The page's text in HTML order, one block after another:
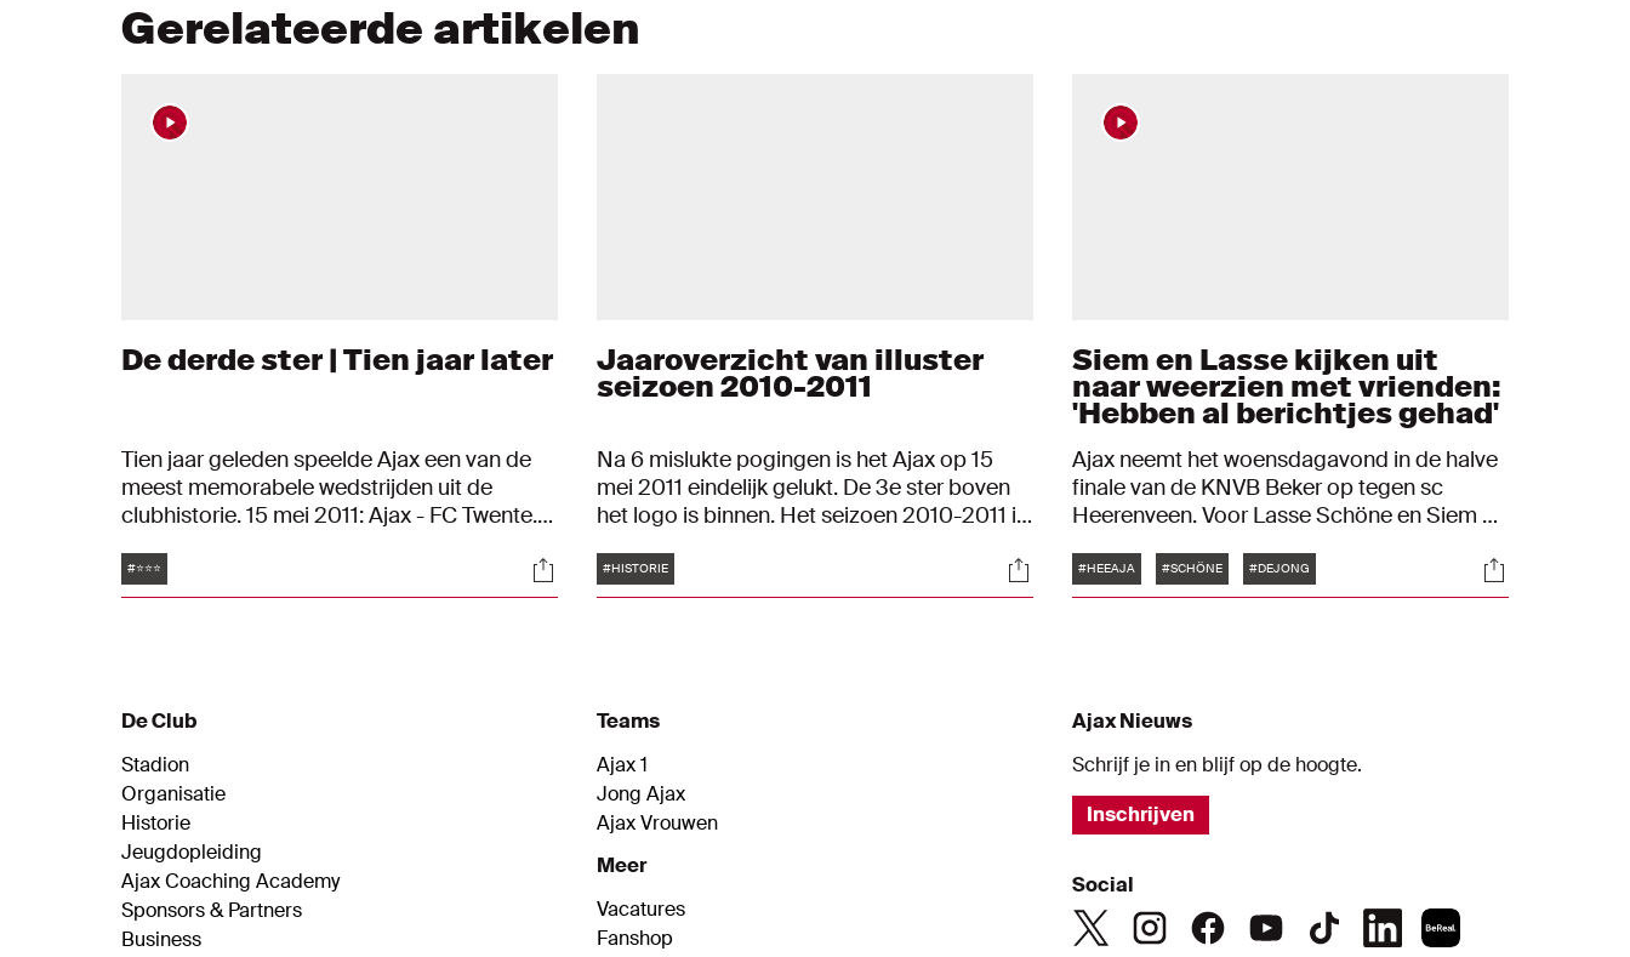
Gerelateerde artikelen
De derde ster | Tien jaar later
Tien jaar geleden speelde Ajax een van de
meest memorabele wedstrijden uit de
clubhistorie. 15 mei 2011: Ajax - FC Twente.
dertigste landstitel en dus de derde ster
veroverd.
Tags
#⭐⭐⭐ Socials
Jaaroverzicht van illuster
seizoen 2010-2011
Na 6 mislukte pogingen is het Ajax op 15
mei 2011 eindelijk gelukt. De 3e ster boven
het logo is binnen. Het seizoen 2010-2011 is
Onder leiding van eerst Martin Jol en daarna
Frank de Boer verovert Ajax de 30e
Tags
#HISTORIE Socials
Siem en Lasse kijken uit
naar weerzien met vrienden:
'Hebben al berichtjes gehad'
Ajax neemt het woensdagavond in de halve
finale van de KNVB Beker op tegen sc
Heerenveen. Voor Lasse Schöne en Siem de
oude club. Tijd voor een bezoek aan
Friesland waar de twee oud-Ajacieden
Tags
#HEEAJA #SCHÖNE #DEJONG Socials
De Club
Stadion
Organisatie
Historie
Jeugdopleiding
Ajax Coaching Academy
Sponsors & Partners
Business
Teams
Ajax 1
Jong Ajax
Ajax Vrouwen
Meer
Vacatures
Fanshop
Ajax Nieuws
Schrijf je in en blijf op de hoogte.
Inschrijven
Social